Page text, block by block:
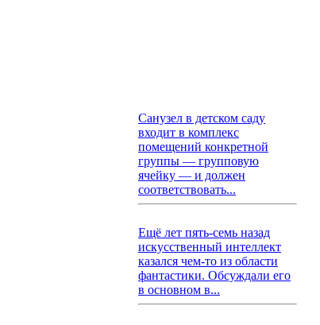
Санузел в детском саду
входит в комплекс
помещений конкретной
группы — групповую
ячейку — и должен
соответствовать...
Ещё лет пять-семь назад
искусственный интеллект
казался чем-то из области
фантастики. Обсуждали его
в основном в...